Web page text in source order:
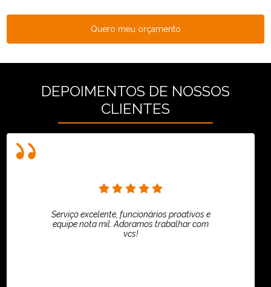
Quero meu orçamento
DEPOIMENTOS DE NOSSOS
CLIENTES
Serviço excelente, funcionários proativos e
equipe nota mil. Adoramos trabalhar com
vcs!